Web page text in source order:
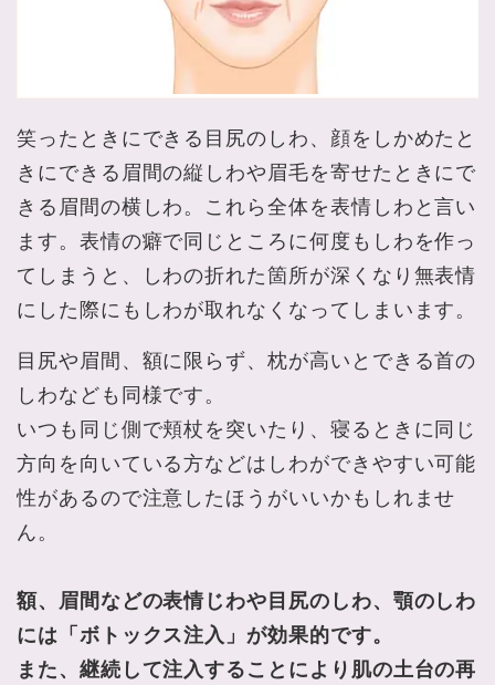
笑ったときにできる目尻のしわ、顔をしかめたと
きにできる眉間の縦しわや眉毛を寄せたときにで
きる眉間の横しわ。これら全体を表情しわと言い
ます。表情の癖で同じところに何度もしわを作っ
てしまうと、しわの折れた箇所が深くなり無表情
にした際にもしわが取れなくなってしまいます。
目尻や眉間、額に限らず、枕が高いとできる首の
しわなども同様です。
いつも同じ側で頬杖を突いたり、寝るときに同じ
方向を向いている方などはしわができやすい可能
性があるので注意したほうがいいかもしれませ
ん。
額、眉間などの表情じわや目尻のしわ、顎のしわ
には「ボトックス注入」が効果的です。
また、継続して注入することにより肌の土台の再